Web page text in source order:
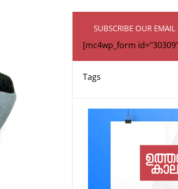
SUBSCRIBE OUR EMAIL
[mc4wp_form
Tags